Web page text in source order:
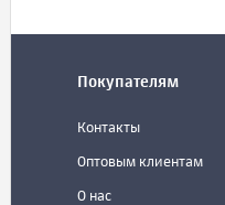
Покупателям
Контакты
Оптовым клиентам
О нас